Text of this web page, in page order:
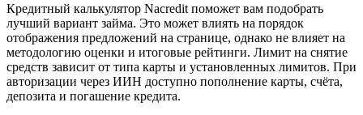
Кредитный калькулятор Nacredit поможет вам подобрать
лучший вариант займа. Это может влиять на порядок
отображения предложений на странице, однако не влияет на
методологию оценки и итоговые рейтинги. Лимит на снятие
средств зависит от типа карты и установленных лимитов. При
авторизации через ИИН доступно пополнение карты, счёта,
депозита и погашение кредита.